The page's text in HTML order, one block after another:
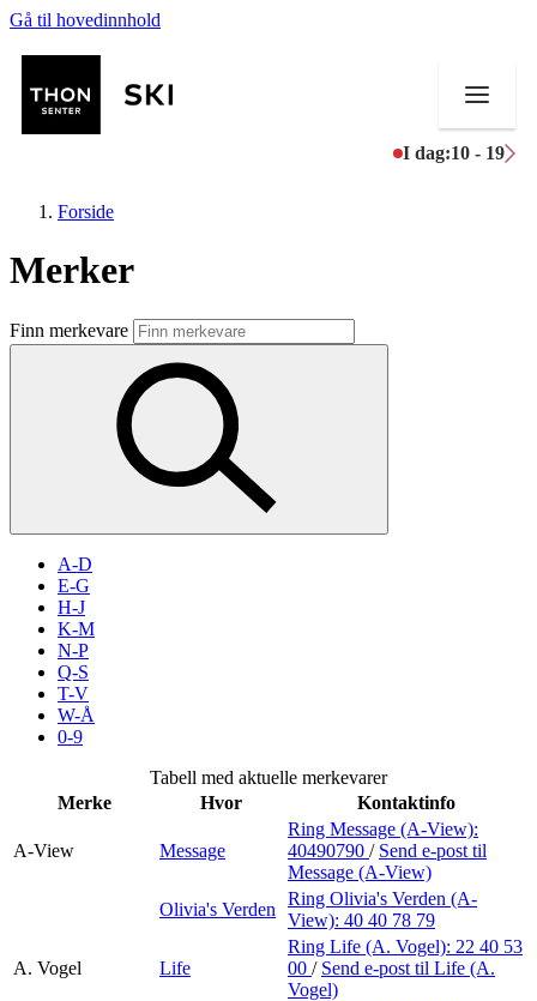
Gå til hovedinnhold
I dag:10 - 19
Butikker
Mat og drikke
Aktiviteter
Inspirasjon
Søk
Praktisk informasjon
Ledige stillinger
Forside
Merker
Finn merkevare
A-D
E-G
H-J
K-M
N-P
Q-S
T-V
W-Å
0-9
Tabell med aktuelle merkevarer
Merke
Hvor Kontaktinfo
A-View Message
Ring Message (A-View):
40490790 / Send e-post til
Message (A-View)
Olivia's Verden
Ring Olivia's Verden (A-
View): 40 40 78 79
A. Vogel Life
Ring Life (A. Vogel): 22 40 53
00 / Send e-post til Life (A.
Vogel)